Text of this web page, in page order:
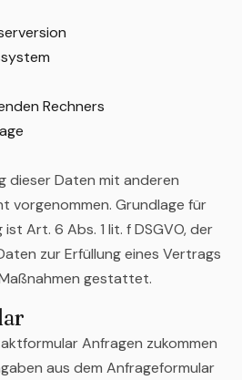
Rechners
dieser Daten mit anderen
vorgenommen. Grundlage für
Art. 6 Abs. 1 lit. f DSGVO, der
zur Erfüllung eines Vertrags
gestattet.
Anfragen zukommen
aus dem Anfrageformular